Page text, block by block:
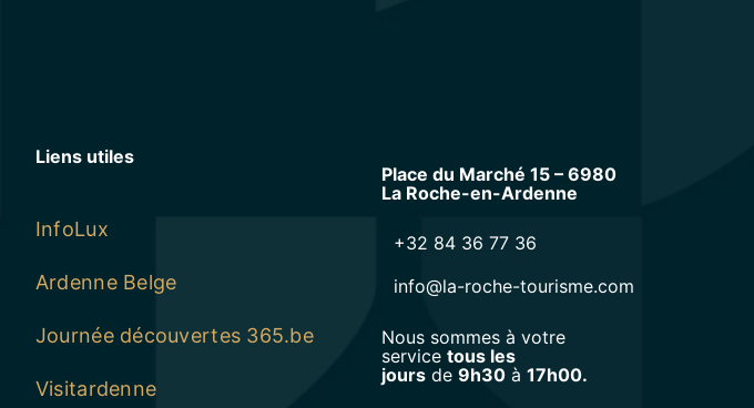
Liens utiles
InfoLux
Ardenne Belge
Journée découvertes 365.be
Visitardenne
Place du Marché 15 – 6980
La Roche-en-Ardenne
+32 84 36 77 36
info@la-roche-tourisme.com
Nous sommes à votre
service tous les
joursde 9h30à 17h00.